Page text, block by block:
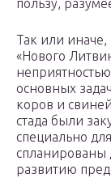
пользу,
Так или иначе,
«Нового
основных
коров и
стада были
специально
спланированы
развитию